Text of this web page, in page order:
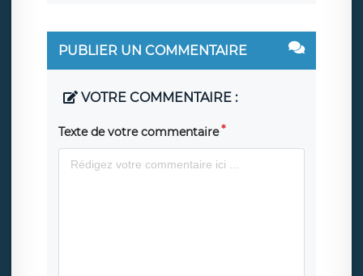
PUBLIER UN COMMENTAIRE
VOTRE COMMENTAIRE :
Texte de votre commentaire